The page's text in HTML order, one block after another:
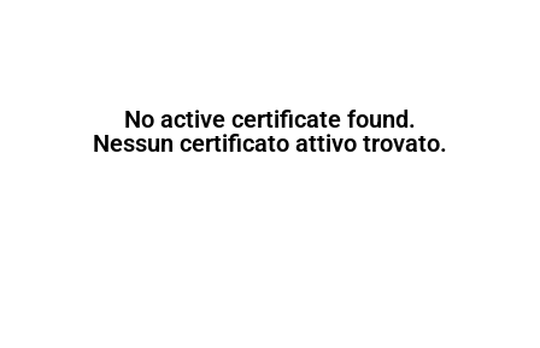
No active certificate found.
Nessun certificato attivo trovato.